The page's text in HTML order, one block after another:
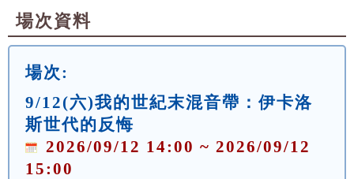
場次資料
場次:
9/12(六)我的世紀末混音帶：伊卡洛
斯世代的反悔
2026/09/12 14:00 ~ 2026/09/12
15:00